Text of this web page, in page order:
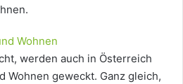
Wohnen
werden auch in Österreich
Wohnen geweckt. Ganz gleich,